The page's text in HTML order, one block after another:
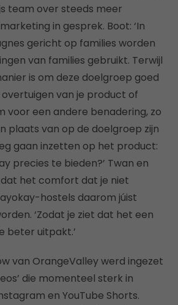
team over steeds meer
in gesprek. Boot: ‘In
gericht op families worden
van families gebruikt. Terwijl
is om deze doelgroep goed
van je product of
voor een andere benadering, zo
plaats van op de doelgroep zijn
gaan inzetten op het product:
precies te bieden?’ Twan en
dat het comfort dat je niet
hostels daarom júist
‘Zodat je ziet dat het een
beter uitpakt.’
van OrangeValley werd ingezet
die momenteel sterk in
en YouTube Shorts.